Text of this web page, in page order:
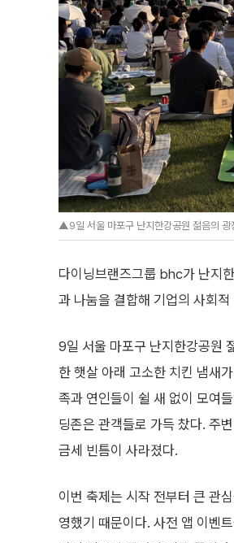
▲9일 서울 마포구 난지한강공원 젊음의
다이닝브랜즈그룹 bhc가 난지
과 나눔을 결합해 기업의 사회
9일 서울 마포구 난지한강공원
한 햇살 아래 고소한 치킨 냄새
족과 연인들이 쉴 새 없이 모여
딩존은 관객들로 가득 찼다. 주
금세 빈틈이 사라졌다.
이번 축제는 시작 전부터 큰 관
영했기 때문이다. 사전 앱 이벤